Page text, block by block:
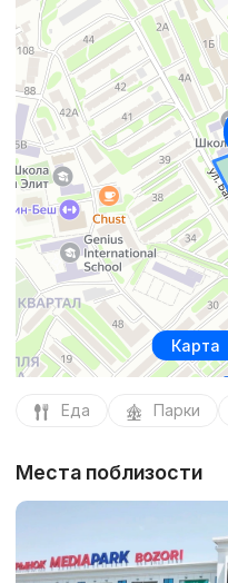
Карта
Еда Парки
Места поблизости